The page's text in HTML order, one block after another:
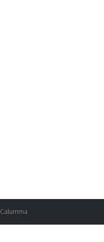
Calumma